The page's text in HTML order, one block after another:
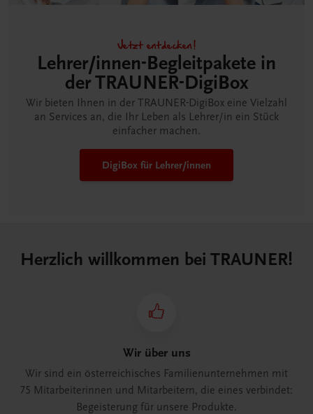
Jetzt entdecken!
Lehrer/innen-Begleitpakete in
der TRAUNER-DigiBox
Wir bieten Ihnen in der TRAUNER-DigiBox eine Vielzahl
an Services an, die Ihr Leben als Lehrer/in ein Stück
einfacher machen.
DigiBox für Lehrer/innen
Herzlich willkommen bei TRAUNER!
Wir über uns
Wir sind ein österreichisches Familienunternehmen mit
75 Mitarbeiterinnen und Mitarbeitern, die eines verbindet:
Begeisterung für unsere Produkte.